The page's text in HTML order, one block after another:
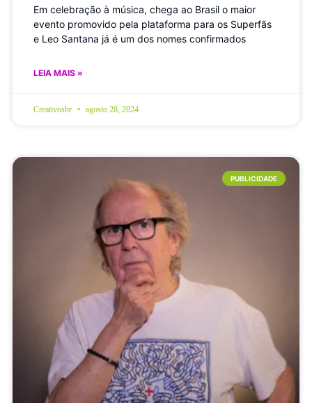
Em celebração à música, chega ao Brasil o maior
evento promovido pela plataforma para os Superfãs
e Leo Santana já é um dos nomes confirmados
LEIA MAIS »
Creativosbr agosto 28, 2024
PUBLICIDADE